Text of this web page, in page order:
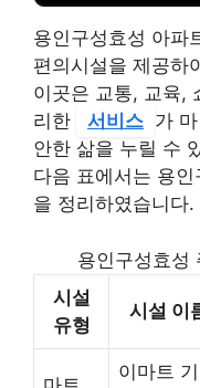
용인구성효성 아파
편의시설을 제공하
이곳은 교통, 교육,
리한
서비스 가
안한 삶을 누릴 수
다음 표에서는 용
을 정리하였습니다.
용인구성효성
시설
유형
시설 이
이마트